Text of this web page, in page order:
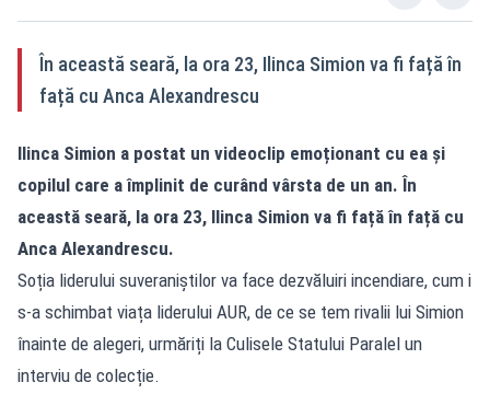
În această seară, la ora 23, Ilinca Simion va fi față în
față cu Anca Alexandrescu
Ilinca Simion a postat un videoclip emoționant cu ea și
copilul care a împlinit de curând vârsta de un an. În
această seară, la ora 23, Ilinca Simion va fi față în față cu
Anca Alexandrescu.
Soția liderului suveraniștilor va face dezvăluiri incendiare, cum i
s-a schimbat viața liderului AUR, de ce se tem rivalii lui Simion
înainte de alegeri, urmăriți la Culisele Statului Paralel un
interviu de colecție.